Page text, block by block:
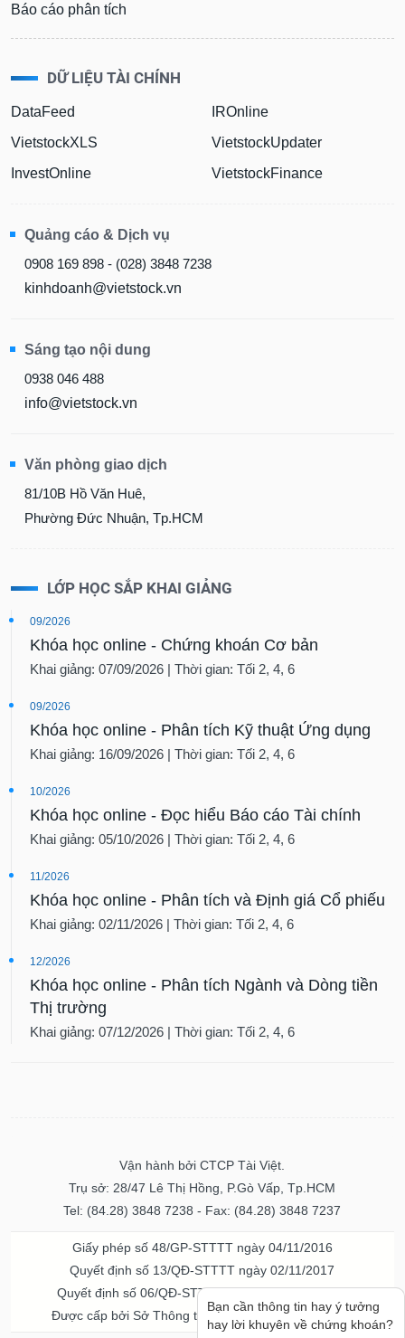
Báo cáo phân tích
DỮ LIỆU TÀI CHÍNH
DataFeed
VietstockXLS
InvestOnline
IROnline
VietstockUpdater
VietstockFinance
Quảng cáo & Dịch vụ
0908 169 898 - (028) 3848 7238
kinhdoanh@vietstock.vn
Sáng tạo nội dung
0938 046 488
info@vietstock.vn
Văn phòng giao dịch
81/10B Hồ Văn Huê,
Phường Đức Nhuận, Tp.HCM
LỚP HỌC SẮP KHAI GIẢNG
09/2026
Khóa học online - Chứng khoán Cơ bản
Khai giảng: 07/09/2026 | Thời gian: Tối 2, 4, 6
09/2026
Khóa học online - Phân tích Kỹ thuật Ứng dụng
Khai giảng: 16/09/2026 | Thời gian: Tối 2, 4, 6
10/2026
Khóa học online - Đọc hiểu Báo cáo Tài chính
Khai giảng: 05/10/2026 | Thời gian: Tối 2, 4, 6
11/2026
Khóa học online - Phân tích và Định giá Cổ phiếu
Khai giảng: 02/11/2026 | Thời gian: Tối 2, 4, 6
12/2026
Khóa học online - Phân tích Ngành và Dòng tiền
Thị trường
Khai giảng: 07/12/2026 | Thời gian: Tối 2, 4, 6
Vận hành bởi CTCP Tài Việt.
Trụ sở: 28/47 Lê Thị Hồng, P.Gò Vấp, Tp.HCM
Tel: (84.28) 3848 7238 - Fax: (84.28) 3848 7237
Giấy phép số 48/GP-STTTT ngày 04/11/2016
Quyết định số 13/QĐ-STTTT ngày 02/11/2017
Quyết định số 06/QĐ-STTTT-ICP ngày 20/07/2023
Được cấp bởi Sở Thông tin và Truyền thông TPHCM
Bạn cần thông tin hay ý tưởng
hay lời khuyên về chứng khoán?